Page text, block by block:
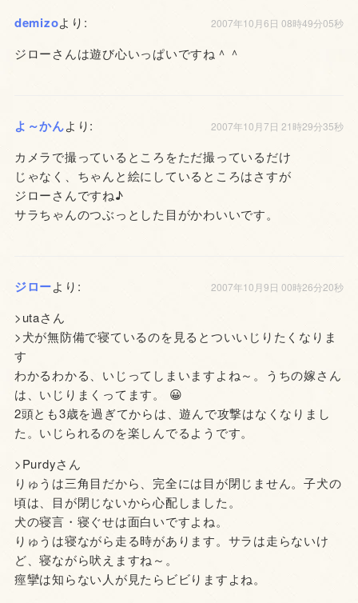
demizoより: 2007年10月6日 08時49分05秒
ジローさんは遊び心いっぱいですね＾＾
よ～かんより: 2007年10月7日 21時29分35秒
カメラで撮っているところをただ撮っているだけ
じゃなく、ちゃんと絵にしているところはさすが
ジローさんですね♪
サラちゃんのつぶっとした目がかわいいです。
ジローより: 2007年10月9日 00時26分20秒
>utaさん
>犬が無防備で寝ているのを見るとついいじりたくなりま
す
わかるわかる、いじってしまいますよね～。うちの嫁さん
は、いじりまくってます。 😀
2頭とも3歳を過ぎてからは、遊んで攻撃はなくなりまし
た。いじられるのを楽しんでるようです。
>Purdyさん
りゅうは三角目だから、完全には目が閉じません。子犬の
頃は、目が閉じないから心配しました。
犬の寝言・寝ぐせは面白いですよね。
りゅうは寝ながら走る時があります。サラは走らないけ
ど、寝ながら吠えますね～。
痙攣は知らない人が見たらビビりますよね。